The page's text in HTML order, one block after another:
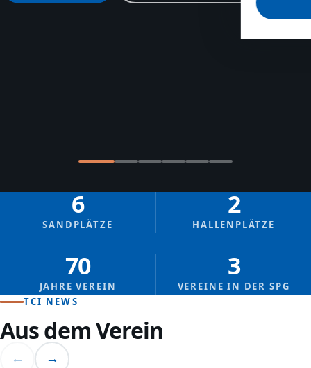
6
SANDPLÄTZE
2
HALLENPLÄTZE
70
JAHRE VEREIN
3
VEREINE IN DER SPG
TCI NEWS
Aus dem Verein
← →